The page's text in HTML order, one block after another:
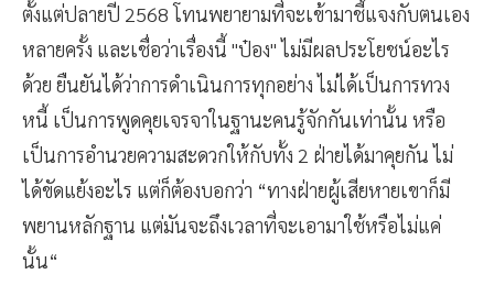
ตั้งแต่ปลายปี 2568 โทนพยายามที่จะเข้ามาชี้แจงกับตนเอง
หลายครั้ง และเชื่อว่าเรื่องนี้ "ป๋อง" ไม่มีผลประโยชน์อะไร
ด้วย ยืนยันได้ว่าการดำเนินการทุกอย่าง ไม่ได้เป็นการทวง
หนี้ เป็นการพูดคุยเจรจาในฐานะคนรู้จักกันเท่านั้น หรือ
เป็นการอำนวยความสะดวกให้กับทั้ง 2 ฝ่ายได้มาคุยกัน ไม่
ได้ขัดแย้งอะไร แต่ก็ต้องบอกว่า “ทางฝ่ายผู้เสียหายเขาก็มี
พยานหลักฐาน แต่มันจะถึงเวลาที่จะเอามาใช้หรือไม่แค่
นั้น“